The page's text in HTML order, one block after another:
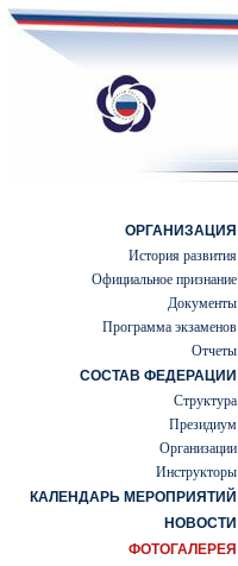
ОРГАНИЗАЦИЯ
История развития
Официальное признание
Документы
Программа экзаменов
Отчеты
СОСТАВ ФЕДЕРАЦИИ
Структура
Президиум
Организации
Инструкторы
КАЛЕНДАРЬ МЕРОПРИЯТИЙ
НОВОСТИ
ФОТОГАЛЕРЕЯ